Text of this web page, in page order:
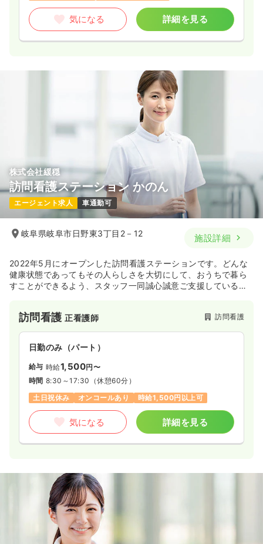
気になる 詳細を見る
株式会社緩穏
訪問看護ステーション かのん
エージェント求人 車通勤可
岐阜県岐阜市日野東3丁目2－12 施設詳細
2022年5月にオープンした訪問看護ステーションです。どんな
健康状態であってもその人らしさを大切にして、おうちで暮ら
すことができるよう、スタッフ一同誠心誠意ご支援している施
訪問看護正看護師 訪問看護
日勤のみ（パート）
給与 時給1,500円〜
時間 8:30～17:30 （休憩60分）
土日祝休み
オンコールあり 時給1,500円以上可
気になる 詳細を見る